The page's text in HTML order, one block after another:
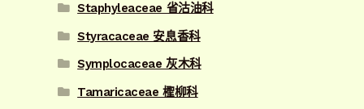
Staphyleaceae 省沽油科
Styracaceae 安息香科
Symplocaceae 灰木科
Tamaricaceae 檉柳科